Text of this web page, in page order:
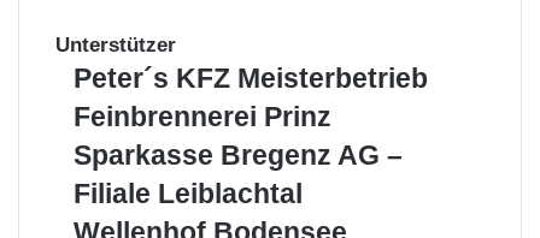
Unterstützer
Peter
KFZ
Meisterbetrieb
Peter´s KFZ Meisterbetrieb
Feinbrennerei
Feinbrennerei Prinz
Sparkasse
Bregenz
AG
–
Sparkasse Bregenz AG –
Filiale Leiblachtal
Wellenhof